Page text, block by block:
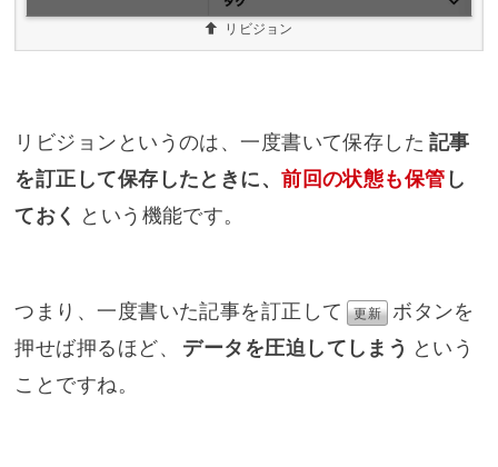
リビジョン
リビジョンというのは、一度書いて保存した 記事
を訂正して保存したときに、前回の状態も保管 し
ておく という機能です。
つまり、一度書いた記事を訂正して 更新
ボタンを
押せば押るほど、
データを圧迫してしまう という
ことですね。